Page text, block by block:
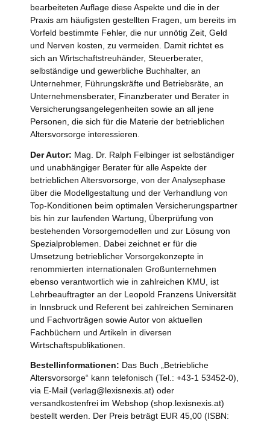
bearbeiteten Auflage diese Aspekte und die in der
Praxis am häufigsten gestellten Fragen, um bereits im
Vorfeld bestimmte Fehler, die nur unnötig Zeit, Geld
und Nerven kosten, zu vermeiden. Damit richtet es
sich an Wirtschaftstreuhänder, Steuerberater,
selbständige und gewerbliche Buchhalter, an
Unternehmer, Führungskräfte und Betriebsräte, an
Unternehmensberater, Finanzberater und Berater in
Versicherungsangelegenheiten sowie an all jene
Personen, die sich für die Materie der betrieblichen
Altersvorsorge interessieren.
Der Autor: Mag. Dr. Ralph Felbinger ist selbständiger
und unabhängiger Berater für alle Aspekte der
betrieblichen Altersvorsorge, von der Analysephase
über die Modellgestaltung und der Verhandlung von
Top-Konditionen beim optimalen Versicherungspartner
bis hin zur laufenden Wartung, Überprüfung von
bestehenden Vorsorgemodellen und zur Lösung von
Spezialproblemen. Dabei zeichnet er für die
Umsetzung betrieblicher Vorsorgekonzepte in
renommierten internationalen Großunternehmen
ebenso verantwortlich wie in zahlreichen KMU, ist
Lehrbeauftragter an der Leopold Franzens Universität
in Innsbruck und Referent bei zahlreichen Seminaren
und Fachvorträgen sowie Autor von aktuellen
Fachbüchern und Artikeln in diversen
Wirtschaftspublikationen.
Bestellinformationen: Das Buch „Betriebliche
Altersvorsorge“ kann telefonisch (Tel.: +43-1 53452-0),
via E-Mail (verlag@lexisnexis.at) oder
versandkostenfrei im Webshop (shop.lexisnexis.at)
bestellt werden. Der Preis beträgt EUR 45,00 (ISBN: